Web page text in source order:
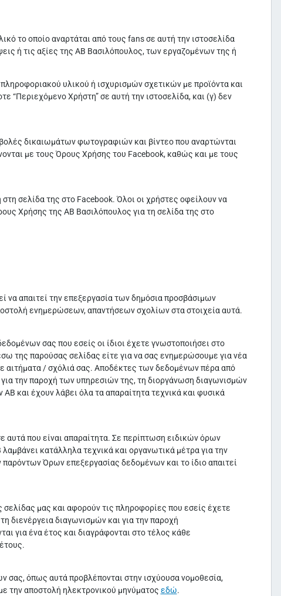
το οποίο αναρτάται από τους fans σε αυτή την ιστοσελίδα
ή τις αξίες της ΑΒ Βασιλόπουλος, των εργαζομένων της ή
υλικού ή ισχυρισμών σχετικών με προϊόντα και
“Περιεχόμενο Χρήστη” σε αυτή την ιστοσελίδα, και (γ) δεν
δικαιωμάτων φωτογραφιών και βίντεο που αναρτώνται
με τους Όρους Χρήσης του Facebook, καθώς και με τους
σελίδα της στο Facebook. Όλοι οι χρήστες οφείλουν να
Χρήσης της ΑΒ Βασιλόπουλος για τη σελίδα της στο
απαιτεί την επεξεργασία των δημόσια προσβάσιμων
ενημερώσεων, απαντήσεων σχολίων στα στοιχεία αυτά.
σας που εσείς οι ίδιοι έχετε γνωστοποιήσει στο
της παρούσας σελίδας είτε για να σας ενημερώσουμε για νέα
αιτήματα / σχόλιά σας. Αποδέκτες των δεδομένων πέρα από
για την παροχή των υπηρεσιών της, τη διοργάνωση διαγωνισμών
και έχουν λάβει όλα τα απαραίτητα τεχνικά και φυσικά
αυτά που είναι απαραίτητα. Σε περίπτωση ειδικών όρων
κατάλληλα τεχνικά και οργανωτικά μέτρα για την
Όρων επεξεργασίας δεδομένων και το ίδιο απαιτεί
σελίδας μας και αφορούν τις πληροφορίες που εσείς έχετε
διενέργεια διαγωνισμών και για την παροχή
για ένα έτος και διαγράφονται στο τέλος κάθε
όπως αυτά προβλέπονται στην ισχύουσα νομοθεσία,
την αποστολή ηλεκτρονικού μηνύματος εδώ.